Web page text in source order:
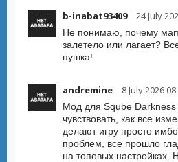
b-inabat93409 24 July
Не понимаю, почему
залетело или лагает?
пушка!
andremine 8 July 2026
Мод для Sqube Darkness
чувствовать, как все
делают игру просто
проблем, все прошло
на топовых настройках.